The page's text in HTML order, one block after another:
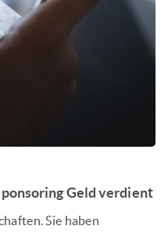
Geld verdient
Sie haben